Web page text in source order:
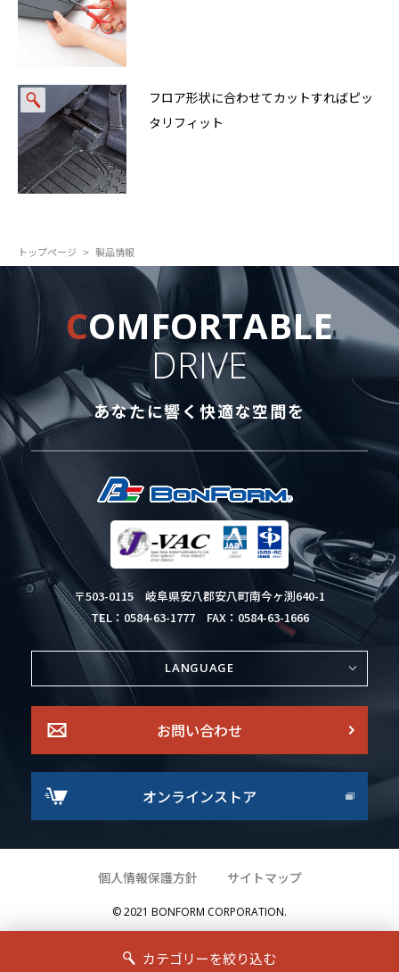
フロア形状に合わせてカットすればピッ
タリフィット
カテゴリーを絞り込む
トップページ 製品情報
COMFORTABLE
DRIVE
あなたに響く快適な空間を
〒503-0115 岐阜県安八郡安八町南今ヶ渕640-1
TEL：0584-63-1777 FAX：0584-63-1666
LANGUAGE
お問い合わせ
オンラインストア
個人情報保護方針 サイトマップ
© 2021 BONFORM CORPORATION.